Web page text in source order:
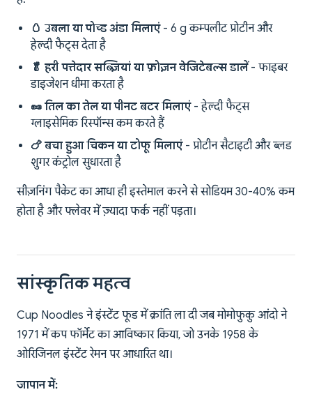
🥚 उबला या पोच्ड अंडा मिलाएं- 6 g कम्पलीट प्रोटीन और
हेल्दी फैट्स देता है
🥬 हरी पत्तेदार सब्ज़ियां या फ्रोज़न वेजिटेबल्स डालें- फाइबर
डाइजेशन धीमा करता है
🥜 तिल का तेल या पीनट बटर मिलाएं- हेल्दी फैट्स
ग्लाइसेमिक रिस्पॉन्स कम करते हैं
🍗 बचा हुआ चिकन या टोफू मिलाएं- प्रोटीन सैटाइटी और ब्लड
शुगर कंट्रोल सुधारता है
सीज़निंग पैकेट का आधा ही इस्तेमाल करने से सोडियम 30-40% कम
होता है और फ्लेवर में ज़्यादा फर्क नहीं पड़ता।
सांस्कृतिक महत्व
Cup Noodles ने इंस्टेंट फूड में क्रांति ला दी जब मोमोफुकु आंदो ने
1971 में कप फॉर्मेट का आविष्कार किया, जो उनके 1958 के
ओरिजिनल इंस्टेंट रेमन पर आधारित था।
जापान में: